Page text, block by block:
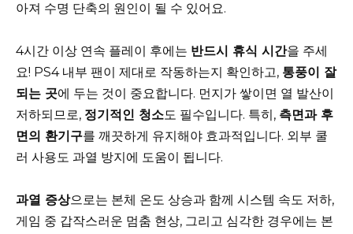
아져 수명 단축의 원인이 될 수 있어요.
4시간 이상 연속 플레이 후에는 반드시 휴식 시간을 주세
요! PS4 내부 팬이 제대로 작동하는지 확인하고, 통풍이 잘
되는 곳에 두는 것이 중요합니다. 먼지가 쌓이면 열 발산이
저하되므로, 정기적인 청소도 필수입니다. 특히, 측면과 후
면의 환기구를 깨끗하게 유지해야 효과적입니다. 외부 쿨
러 사용도 과열 방지에 도움이 됩니다.
과열 증상으로는 본체 온도 상승과 함께 시스템 속도 저하,
게임 중 갑작스러운 멈춤 현상, 그리고 심각한 경우에는 본